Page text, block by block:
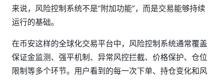
来说，风险控制系统不是“附加功能”，而是交易能够持续
运行的基础。
在币安这样的全球化交易平台中，风险控制系统通常覆盖
保证金监测、强平机制、异常风控拦截、价格保护、仓位
限制等多个环节。用户看到的每一次下单、持仓变化和风